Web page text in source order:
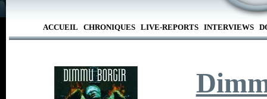
ACCUEIL CHRONIQUES LIVE-REPORTS INTERVIEWS